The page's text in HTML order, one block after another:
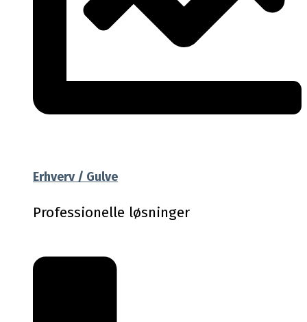
Erhverv / Gulve
Professionelle løsninger